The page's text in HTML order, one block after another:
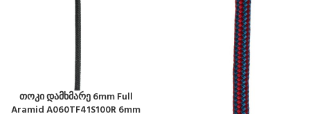
თოკი დამხმარე 6mm Full
Aramid A060TF41S100R 6mm